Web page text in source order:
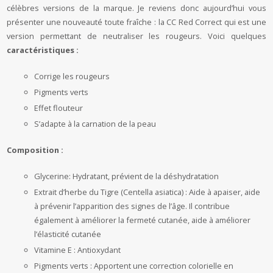
célèbres versions de la marque. Je reviens donc aujourd’hui vous
présenter une nouveauté toute fraîche : la CC Red Correct qui est une
version permettant de neutraliser les rougeurs. Voici quelques
caractéristiques :
Corrige les rougeurs
Pigments verts
Effet flouteur
S’adapte à la carnation de la peau
Composition :
Glycerine: Hydratant, prévient de la déshydratation
Extrait d’herbe du Tigre (Centella asiatica) : Aide à apaiser, aide
à prévenir l’apparition des signes de l’âge. Il contribue
également à améliorer la fermeté cutanée, aide à améliorer
l’élasticité cutanée
Vitamine E : Antioxydant
Pigments verts : Apportent une correction colorielle en